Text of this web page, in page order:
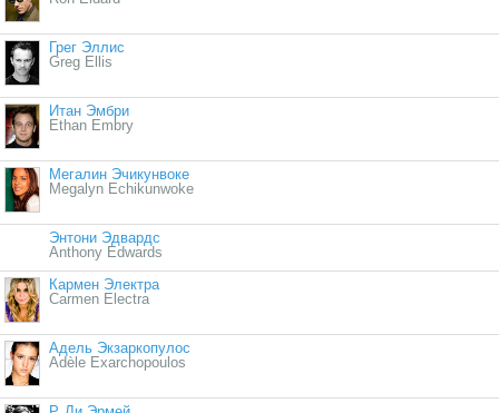
Грег Эллис
Greg Ellis
Итан Эмбри
Ethan Embry
Мегалин Эчикунвоке
Megalyn Echikunwoke
Энтони Эдвардс
Anthony Edwards
Кармен Электра
Carmen Electra
Адель Экзаркопулос
Adèle Exarchopoulos